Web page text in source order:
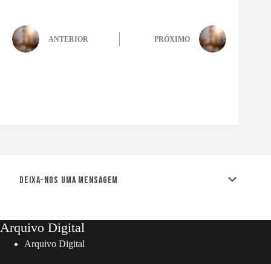
ANTERIOR PRÓXIMO
Deixa-nos uma mensagem
Arquivo Digital
Arquivo Digital